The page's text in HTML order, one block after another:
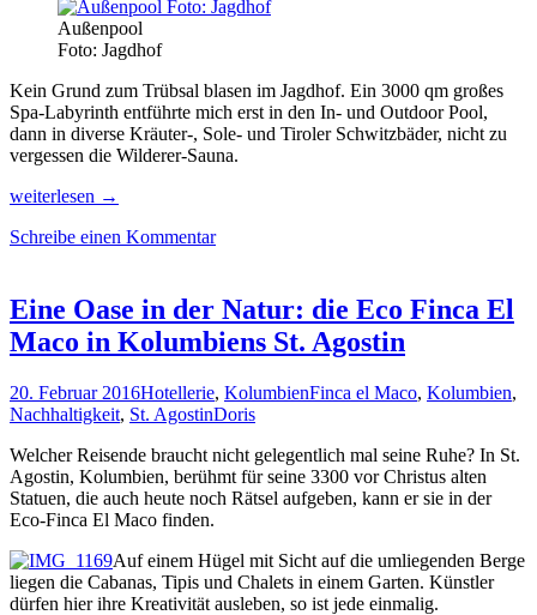
Außenpool
Foto: Jagdhof
Kein Grund zum Trübsal blasen im Jagdhof. Ein 3000 qm großes
Spa-Labyrinth entführte mich erst in den In- und Outdoor Pool,
dann in diverse Kräuter-, Sole- und Tiroler Schwitzbäder, nicht zu
vergessen die Wilderer-Sauna.
Erholung
bei
Im
Jagdhof
in
weiterlesen →
Schreibe einen Kommentar
Eine Oase in der Natur: die Eco Finca El
Maco in Kolumbiens St. Agostin
20. Februar 2016Hotellerie, KolumbienFinca el Maco, Kolumbien,
Nachhaltigkeit, St. AgostinDoris
Welcher Reisende braucht nicht gelegentlich mal seine Ruhe? In St.
Agostin, Kolumbien, berühmt für seine 3300 vor Christus alten
Statuen, die auch heute noch Rätsel aufgeben, kann er sie in der
Eco-Finca El Maco finden.
Auf einem Hügel mit Sicht auf die umliegenden Berge
liegen die Cabanas, Tipis und Chalets in einem Garten. Künstler
dürfen hier ihre Kreativität ausleben, so ist jede einmalig.